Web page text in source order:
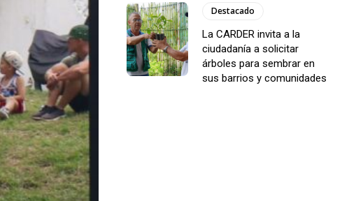
Destacado
La CARDER invita a la
ciudadanía a solicitar
árboles para sembrar en
sus barrios y comunidades